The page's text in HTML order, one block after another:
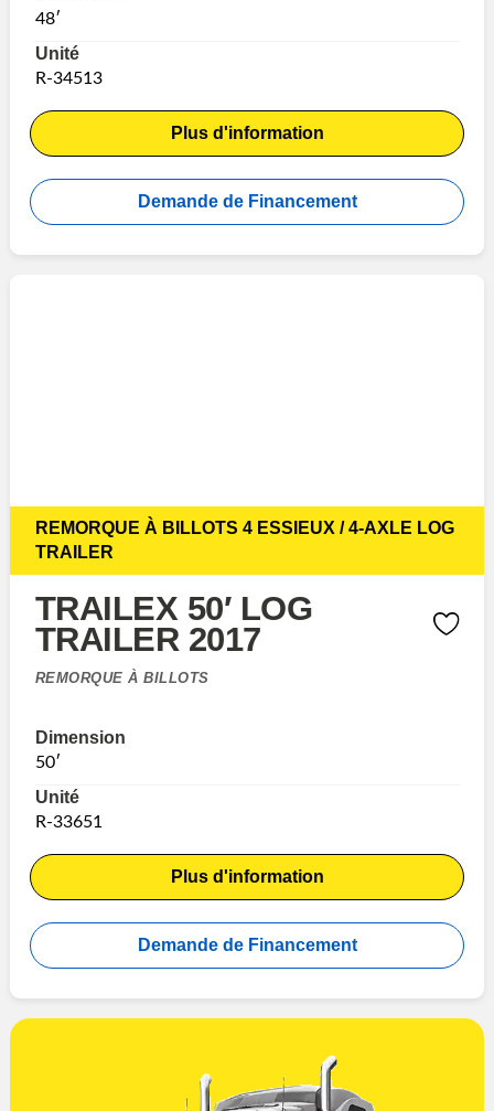
48′
Unité
R-34513
Plus d'information
Demande de Financement
REMORQUE À BILLOTS 4 ESSIEUX / 4-AXLE LOG
TRAILER
TRAILEX 50′ LOG
TRAILER 2017
REMORQUE À BILLOTS
Dimension
50′
Unité
R-33651
Plus d'information
Demande de Financement